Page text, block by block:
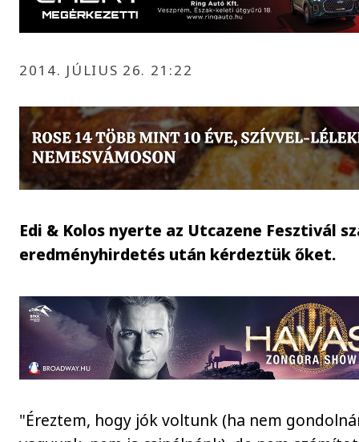
2014. JÚLIUS 26. 21:22
Edi & Kolos nyerte az Utcazene Fesztivál
eredményhirdetés után kérdeztük őket.
"Éreztem, hogy jók voltunk (ha nem